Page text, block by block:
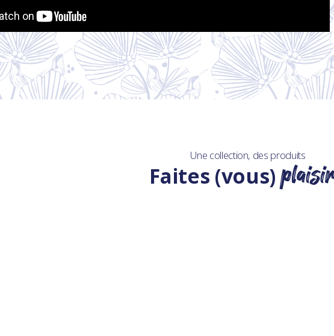
Une collection, des produits
Faites (vous)